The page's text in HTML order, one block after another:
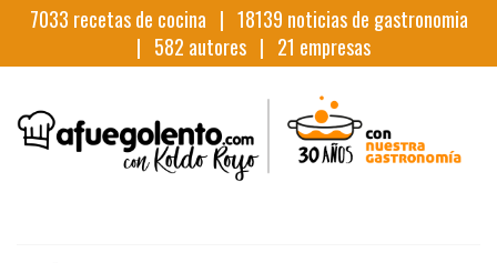
7033 recetas de cocina | 18139 noticias de gastronomia
| 582 autores | 21 empresas